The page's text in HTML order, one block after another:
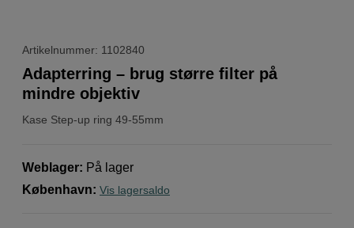
Artikelnummer: 1102840
Kase Step-up ring 49-55mm
Adapterring – brug større filter på
mindre objektiv
Weblager: På lager
København: Vis lagersaldo